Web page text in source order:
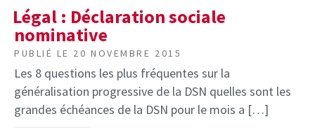
Légal : Déclaration sociale
nominative
PUBLIÉ LE 20 NOVEMBRE 2015
Les 8 questions les plus fréquentes sur la
généralisation progressive de la DSN quelles sont les
grandes échéances de la DSN pour le mois a […]